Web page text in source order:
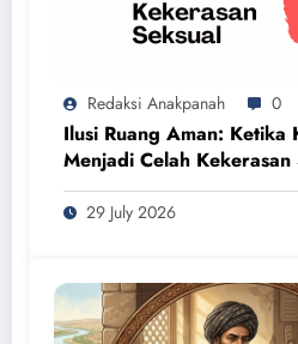
Redaksi Anakpanah 0
Ilusi Ruang Aman: Ketika
Menjadi Celah Kekerasan
29 July 2026